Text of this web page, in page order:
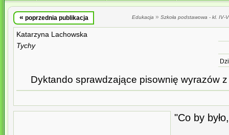
« poprzednia publikacja Edukacja » Szkoła podstawowa - kl. IV-
Katarzyna Lachowska
Tychy
Dyktando sprawdzające pisownię wyrazów
"Co by